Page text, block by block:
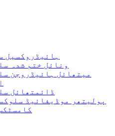
ہائیڈروکسیل
ونائل ختم شدہ
میتھائل ہائیڈروجن
ڈائمتھائل
پولیتھر موڈیفائیڈ